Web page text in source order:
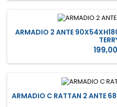
ARMADIO 2 ANTE
Prezzo
ARMADIO C RATTAN 2 ANTE